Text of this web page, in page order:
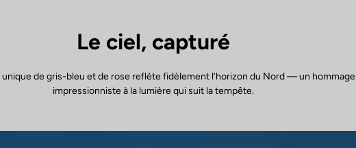
Le ciel, capturé
unique de gris-bleu et de rose reflète fidèlement l’horizon du Nord — un hommage
impressionniste à la lumière qui suit la tempête.